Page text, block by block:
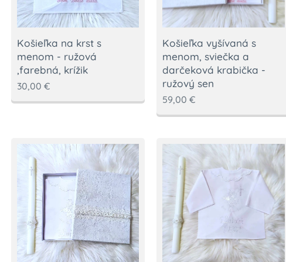
Košieľka na krst s
menom - ružová
,farebná, krížik
30,00 €
Košieľka vyšívaná s
menom, sviečka a
darčeková krabička -
ružový sen
59,00 €